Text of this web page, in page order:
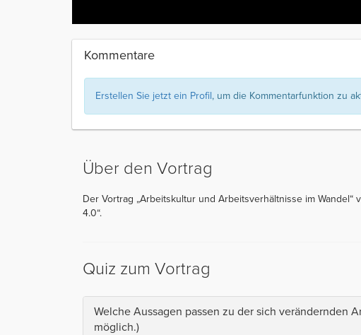
Kommentare
Erstellen Sie jetzt ein Profil, um die Kommentarfunktion zu
Über den Vortrag
Der Vortrag „Arbeitskultur und Arbeitsverhältnisse im
4.0“.
Quiz zum Vortrag
Welche Aussagen passen zu der sich verändernden
möglich.)